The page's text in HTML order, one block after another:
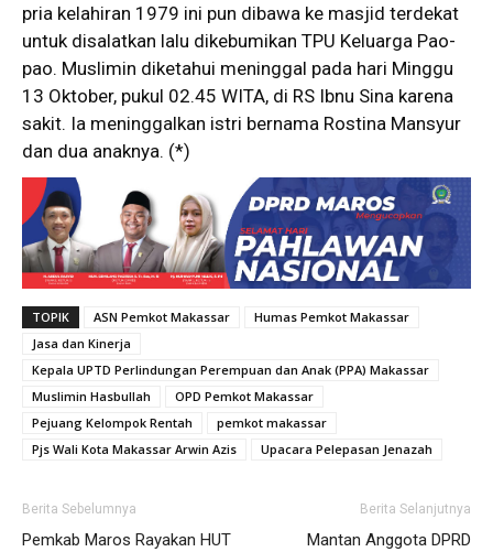
pria kelahiran 1979 ini pun dibawa ke masjid terdekat
untuk disalatkan lalu dikebumikan TPU Keluarga Pao-
pao. Muslimin diketahui meninggal pada hari Minggu
13 Oktober, pukul 02.45 WITA, di RS Ibnu Sina karena
sakit. Ia meninggalkan istri bernama Rostina Mansyur
dan dua anaknya. (*)
TOPIK ASN Pemkot Makassar
Humas Pemkot Makassar
Jasa dan Kinerja
Kepala UPTD Perlindungan Perempuan dan Anak (PPA) Makassar
Muslimin Hasbullah
OPD Pemkot Makassar
Pejuang Kelompok Rentah
pemkot makassar
Pjs Wali Kota Makassar Arwin Azis
Upacara Pelepasan Jenazah
Berita Sebelumnya
Pemkab Maros Rayakan HUT
Berita Selanjutnya
Mantan Anggota DPRD